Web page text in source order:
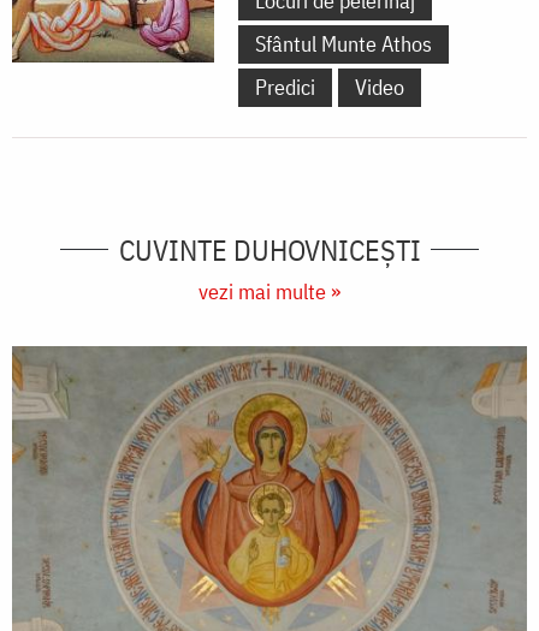
Sfântul Munte Athos
Predici
Video
CUVINTE DUHOVNICEȘTI
vezi mai multe »